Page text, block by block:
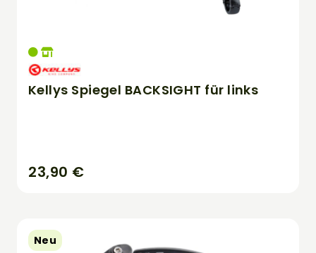
Kellys Spiegel BACKSIGHT für links
23,90 €
Neu